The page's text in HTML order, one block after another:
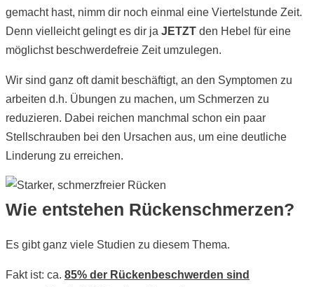
gemacht hast, nimm dir noch einmal eine Viertelstunde Zeit.
Denn vielleicht gelingt es dir ja JETZT den Hebel für eine
möglichst beschwerdefreie Zeit umzulegen.
Wir sind ganz oft damit beschäftigt, an den Symptomen zu
arbeiten d.h. Übungen zu machen, um Schmerzen zu
reduzieren. Dabei reichen manchmal schon ein paar
Stellschrauben bei den Ursachen aus, um eine deutliche
Linderung zu erreichen.
Wie entstehen Rückenschmerzen?
Es gibt ganz viele Studien zu diesem Thema.
Fakt ist: ca. 85% der Rückenbeschwerden sind